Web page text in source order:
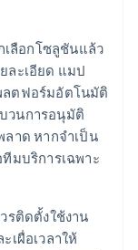
เลือกโซลูชันแล้ว
ละเอียด แมป
ตฟอร์มอัตโนมัติ
วนการอนุมัติ
าด หากจําเป็น
มบริการเฉพาะ
รติดตั้งใช้งาน
เผื่อเวลาให้